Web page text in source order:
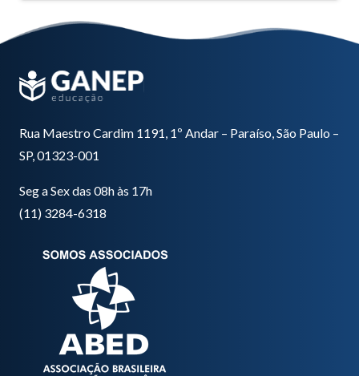
Rua Maestro Cardim 1191, 1º Andar – Paraíso, São Paulo –
SP, 01323-001
Seg a Sex das 08h às 17h
(11) 3284-6318